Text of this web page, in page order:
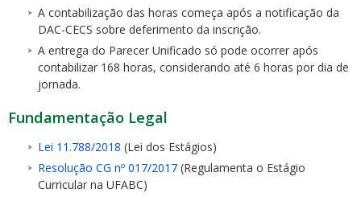
A contabilização das horas começa após a notificação da
DAC-CECS sobre deferimento da inscrição.
A entrega do Parecer Unificado só pode ocorrer após
contabilizar 168 horas, considerando até 6 horas por dia de
jornada.
Fundamentação Legal
Lei 11.788/2018 (Lei dos Estágios)
Resolução CG nº 017/2017 (Regulamenta o Estágio
Curricular na UFABC)